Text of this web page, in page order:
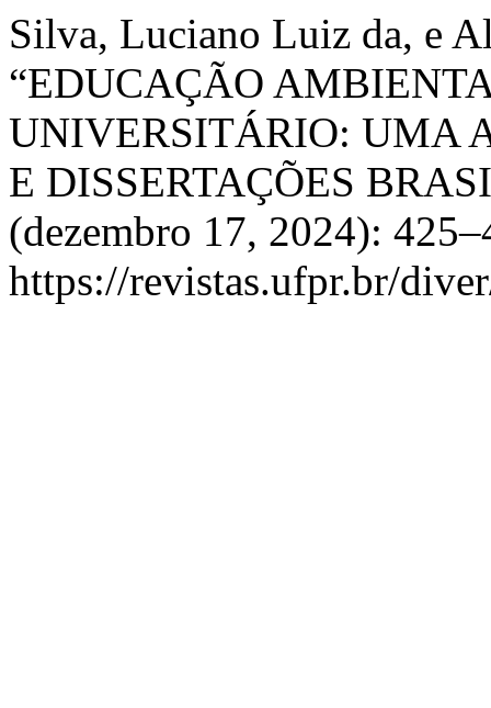
Silva, Luciano Luiz da, e
“EDUCAÇÃO
UNIVERSITÁRIO: UMA
E DISSERTAÇÕES
(dezembro 17, 2024):
https://revistas.ufpr.br/